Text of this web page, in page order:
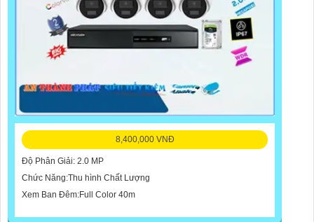
8,400,000 VNĐ
Độ Phân Giải: 2.0 MP
Chức Năng:Thu hình Chất Lượng
Xem Ban Đêm:Full Color 40m